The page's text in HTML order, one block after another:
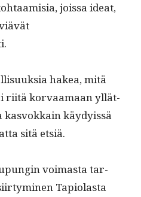
jois­sa ideat,
hakea, mitä
riitä kor­vaa­maan yllät­
kas­vokkain käy­dyis­sä
sitä etsiä.
voimas­ta tar­
Tapi­o­las­ta